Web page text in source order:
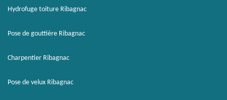
Hydrofuge toiture Ribagnac
Pose de gouttière Ribagnac
Charpentier Ribagnac
Pose de velux Ribagnac